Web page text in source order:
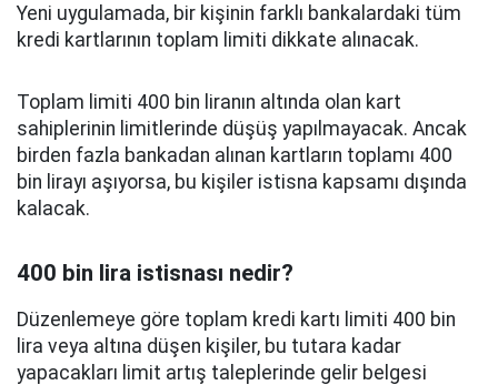
Yeni uygulamada, bir kişinin farklı bankalardaki tüm
kredi kartlarının toplam limiti dikkate alınacak.
Toplam limiti 400 bin liranın altında olan kart
sahiplerinin limitlerinde düşüş yapılmayacak. Ancak
birden fazla bankadan alınan kartların toplamı 400
bin lirayı aşıyorsa, bu kişiler istisna kapsamı dışında
kalacak.
400 bin lira istisnası nedir?
Düzenlemeye göre toplam kredi kartı limiti 400 bin
lira veya altına düşen kişiler, bu tutara kadar
yapacakları limit artış taleplerinde gelir belgesi